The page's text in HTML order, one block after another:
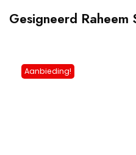
Gesigneerd Raheem
Aanbieding!